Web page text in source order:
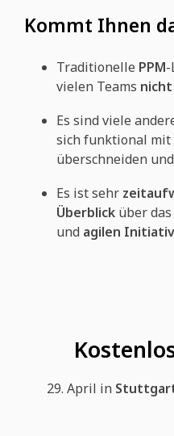
Kommt Ihnen
Traditionelle PPM
vielen Teams
Es sind viele
sich funktional mit
überschneiden und
Es ist sehr
Überblick über
und agilen
29. April in